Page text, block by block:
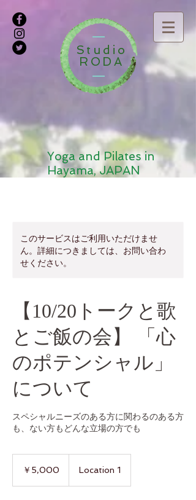
Studio
RODA
Yoga and Pilates in
Hayama, JAPAN
このサービスはご利用いただけませ
ん。詳細につきましては、お問い合わ
せください。
【10/20トークと歌
とご飯の会】 「心
のポテンシャル」
について
スペシャルニーズのある方に関わるのある方
も、ない方もどんな立場の方でも
￥5,000 Location 1